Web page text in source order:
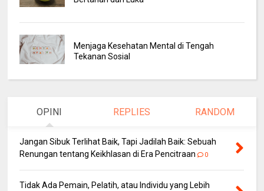
Menjaga Kesehatan Mental di Tengah
Tekanan Sosial
OPINI REPLIES RANDOM
Jangan Sibuk Terlihat Baik, Tapi Jadilah Baik: Sebuah
Renungan tentang Keikhlasan di Era Pencitraan
0
Tidak Ada Pemain, Pelatih, atau Individu yang Lebih